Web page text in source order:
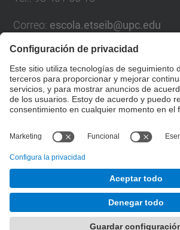
Correo: escola.etseib@upc.edu
Directorio UPC
Formulario de contacto
Desarrollado con
Mapa del Sitio
Configuración de